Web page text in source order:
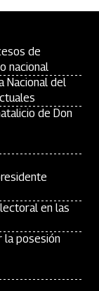
de
nacional
Nacional del
de Don
en las
la posesión